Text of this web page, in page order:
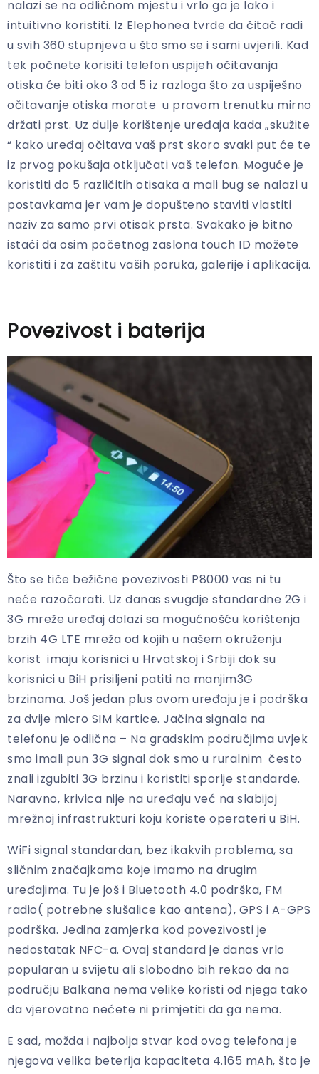
nalazi se na odličnom mjestu i vrlo ga je lako i
intuitivno koristiti. Iz Elephonea tvrde da čitač radi
u svih 360 stupnjeva u što smo se i sami uvjerili. Kad
tek počnete korisiti telefon uspijeh očitavanja
otiska će biti oko 3 od 5 iz razloga što za uspiješno
očitavanje otiska morate u pravom trenutku mirno
držati prst. Uz dulje korištenje uređaja kada „skužite
“ kako uređaj očitava vaš prst skoro svaki put će te
iz prvog pokušaja otključati vaš telefon. Moguće je
koristiti do 5 različitih otisaka a mali bug se nalazi u
postavkama jer vam je dopušteno staviti vlastiti
naziv za samo prvi otisak prsta. Svakako je bitno
istaći da osim početnog zaslona touch ID možete
koristiti i za zaštitu vaših poruka, galerije i aplikacija.
Povezivost i baterija
Što se tiče bežične povezivosti P8000 vas ni tu
neće razočarati. Uz danas svugdje standardne 2G i
3G mreže uređaj dolazi sa mogućnošću korištenja
brzih 4G LTE mreža od kojih u našem okruženju
korist imaju korisnici u Hrvatskoj i Srbiji dok su
korisnici u BiH prisiljeni patiti na manjim3G
brzinama. Još jedan plus ovom uređaju je i podrška
za dvije micro SIM kartice. Jačina signala na
telefonu je odlična – Na gradskim područjima uvjek
smo imali pun 3G signal dok smo u ruralnim često
znali izgubiti 3G brzinu i koristiti sporije standarde.
Naravno, krivica nije na uređaju već na slabijoj
mrežnoj infrastrukturi koju koriste operateri u BiH.
WiFi signal standardan, bez ikakvih problema, sa
sličnim značajkama koje imamo na drugim
uređajima. Tu je još i Bluetooth 4.0 podrška, FM
radio( potrebne slušalice kao antena), GPS i A-GPS
podrška. Jedina zamjerka kod povezivosti je
nedostatak NFC-a. Ovaj standard je danas vrlo
popularan u svijetu ali slobodno bih rekao da na
području Balkana nema velike koristi od njega tako
da vjerovatno nećete ni primjetiti da ga nema.
E sad, možda i najbolja stvar kod ovog telefona je
njegova velika beterija kapaciteta 4.165 mAh, što je